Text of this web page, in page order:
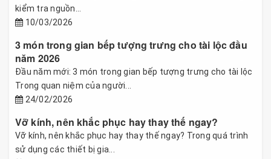
kiểm tra nguồn...
10/03/2026
3 món trong gian bếp tượng trưng cho tài lộc đầu
năm 2026
Đầu năm mới: 3 món trong gian bếp tượng trưng cho tài lộc
Trong quan niệm của người...
24/02/2026
Vỡ kính, nên khắc phục hay thay thế ngay?
Vỡ kính, nên khắc phục hay thay thế ngay? Trong quá trình
sử dụng các thiết bị gia...